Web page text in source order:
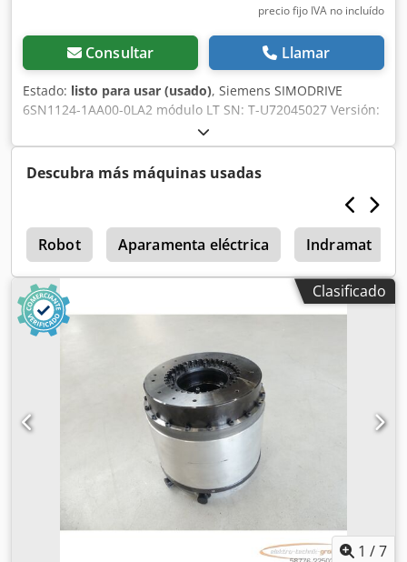
precio fijo IVA no incluído
Consultar Llamar
Estado: listo para usar (usado), Siemens SIMODRIVE
6SN1124-1AA00-0LA2 módulo LT SN: T-U72045027 Versión:
A, usado, en buen estado de conservación, 100%
funcional, entrega según fotos Dcodpfx Aex Dxmusdzsk
Descubra más máquinas usadas
Robot Aparamenta eléctrica Indramat
Clasificado
1 /7